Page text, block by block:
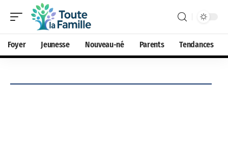
Foyer Jeunesse Nouveau-né Parents Tendances